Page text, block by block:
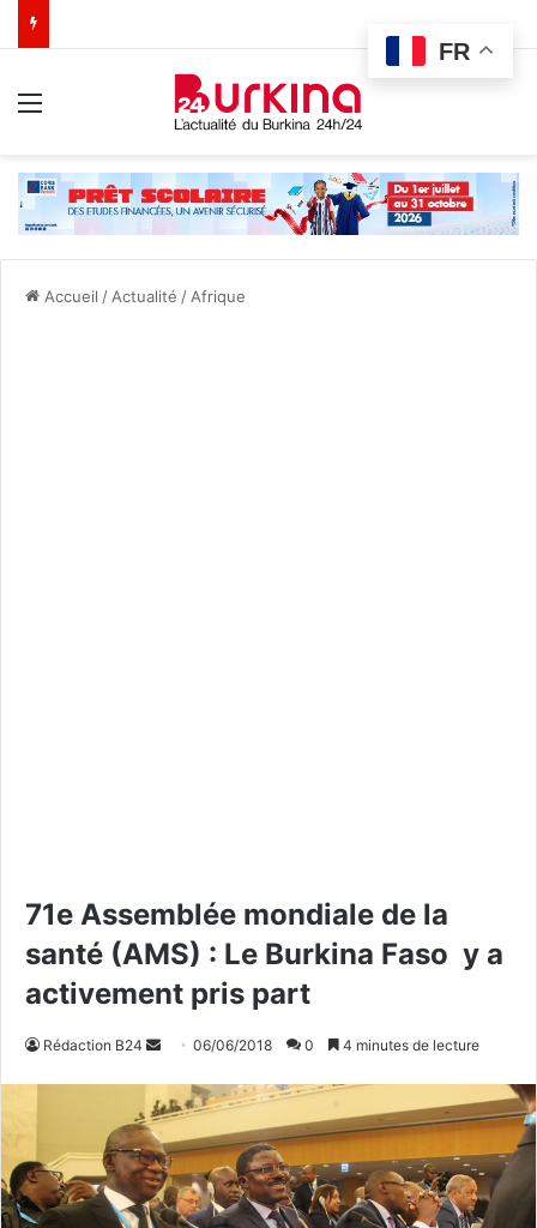
Accueil / Actualité / Afrique
71e Assemblée mondiale de la
santé (AMS) : Le Burkina Faso y a
activement pris part
Rédaction B24
v
y
e
r
06/06/2018 0 4 minutes de lecture
FR